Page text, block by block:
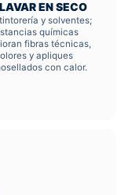
EN SECO
y solventes;
químicas
fibras técnicas,
y apliques
con calor.